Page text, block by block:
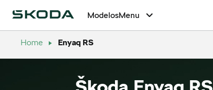
ModelosMenu
Home Enyaq RS